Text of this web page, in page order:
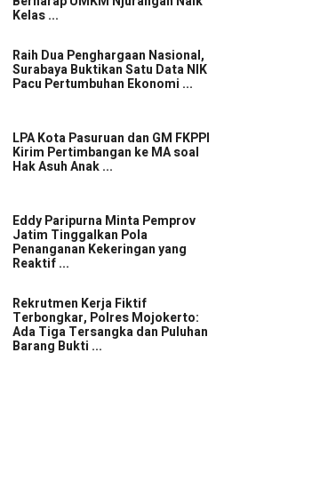
Kelas ...
Raih Dua Penghargaan Nasional,
Surabaya Buktikan Satu Data NIK
Pacu Pertumbuhan Ekonomi ...
LPA Kota Pasuruan dan GM FKPPI
Kirim Pertimbangan ke MA soal
Hak Asuh Anak ...
Eddy Paripurna Minta Pemprov
Jatim Tinggalkan Pola
Penanganan Kekeringan yang
Reaktif ...
Rekrutmen Kerja Fiktif
Terbongkar, Polres Mojokerto:
Ada Tiga Tersangka dan Puluhan
Barang Bukti ...